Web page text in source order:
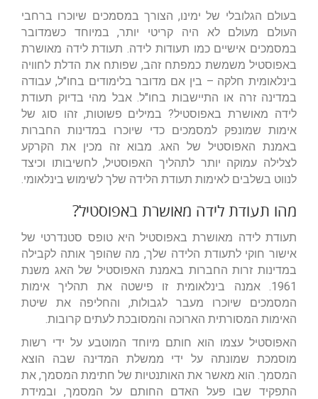
בעולם הגלובלי של ימינו, הצורך במסמכים שיוכרו ברחבי
העולם מעולם לא היה קריטי יותר, במיוחד כשמדובר
במסמכים אישיים כמו תעודות לידה. תעודת לידה מאושרת
באפוסטיל משמשת כמפתח זהב, שפותח את הדלת לחוויה
בינלאומית חלקה – בין אם מדובר בלימודים בחו"ל, עבודה
במדינה זרה או התיישבות בחו"ל. אבל מהי בדיוק תעודת
לידה מאושרת באפוסטיל? במילים פשוטות, זהו סוג של
אימות שמונפק למסמכים כדי שיוכרו במדינות החברות
באמנת האפוסטיל של האג. מבוא זה מכין את הקרקע
לצלילה עמוקה יותר לתהליך האפוסטיל, לחשיבותו וכיצד
לנווט בשלבים לאימות תעודת הלידה שלך לשימוש בינלאומי.
מהו תעודת לידה מאושרת באפוסטיל?
תעודת לידה מאושרת באפוסטיל היא טופס סטנדרטי של
אישור חוקי לתעודת הלידה שלך, מה שהופך אותה לקבילה
במדינות זרות החברות באמנת האפוסטיל של האג משנת
1961. אמנה בינלאומית זו פישטה את תהליך אימות
המסמכים שיוכרו מעבר לגבולות, והחליפה את שיטת
האימות המסורתית הארוכה והמסובכת לעתים קרובות.
האפוסטיל עצמו הוא חותם מיוחד המוטבע על ידי רשות
מוסמכת שמונתה על ידי ממשלת המדינה שבה הוצא
המסמך. הוא מאשר את האותנטיות של חתימת המסמך, את
התפקיד שבו פעל האדם החותם על המסמך, ובמידת